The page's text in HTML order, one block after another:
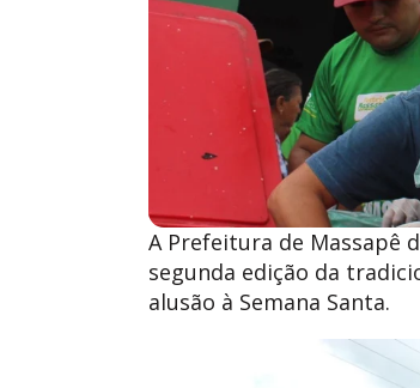
A Prefeitura de Massapê
segunda edição da
alusão à Semana Santa.